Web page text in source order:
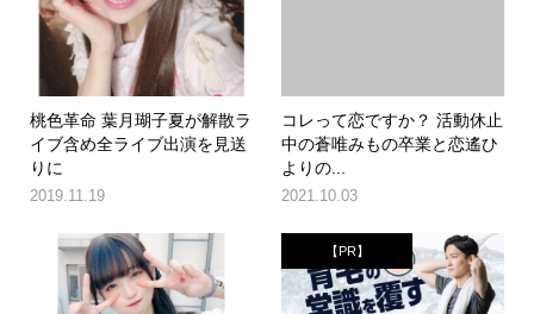
桃色革命 葉月瑚子夏が解散ラ
イブ含め全ライブ出演を見送
りに
2019.11.19
コレって恋ですか？ 活動休止
中の蒼唯みもの卒業と恋遙ひ
よりの...
2021.10.03
【PR】